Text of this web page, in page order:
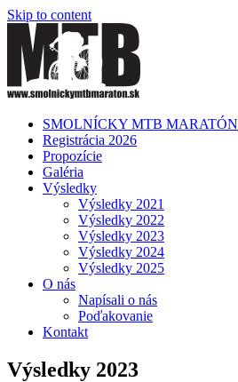
Skip to content
SMOLNÍCKY MTB MARATÓN
Registrácia 2026
Propozície
Galéria
Výsledky
Výsledky 2021
Výsledky 2022
Výsledky 2023
Výsledky 2024
Výsledky 2025
O nás
Napísali o nás
Poďakovanie
Kontakt
Výsledky 2023